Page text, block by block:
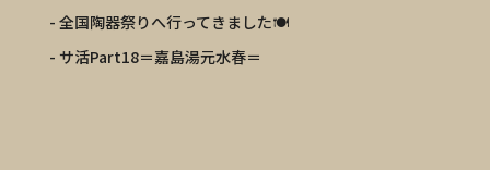
- 全国陶器祭りへ行ってきました🍽️
- サ活Part18＝嘉島湯元水春＝